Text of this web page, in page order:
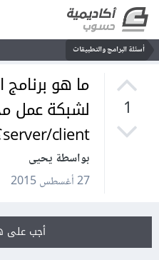
أسئلة البرامج والتطبيقات
1
ما هو برنامج
لشبكة عمل
server/client؟
بواسطة يحيى
27 أغسطس 2015
أجب على